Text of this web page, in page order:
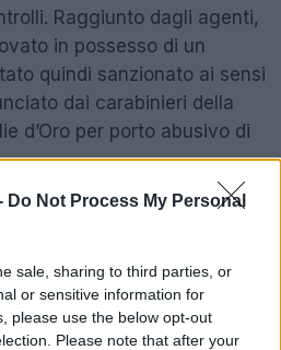
Do Not Process My Personal
sale, sharing to third parties, or
or sensitive information for
please use the below opt-out
Please note that after your
Raggiunto dagli agenti,
in possesso di un
quindi sanzionato ai sensi
dai carabinieri della
d’Oro per porto abusivo di
ROMA Controlli a
tappeto per
Pasqua e
Pasquetta